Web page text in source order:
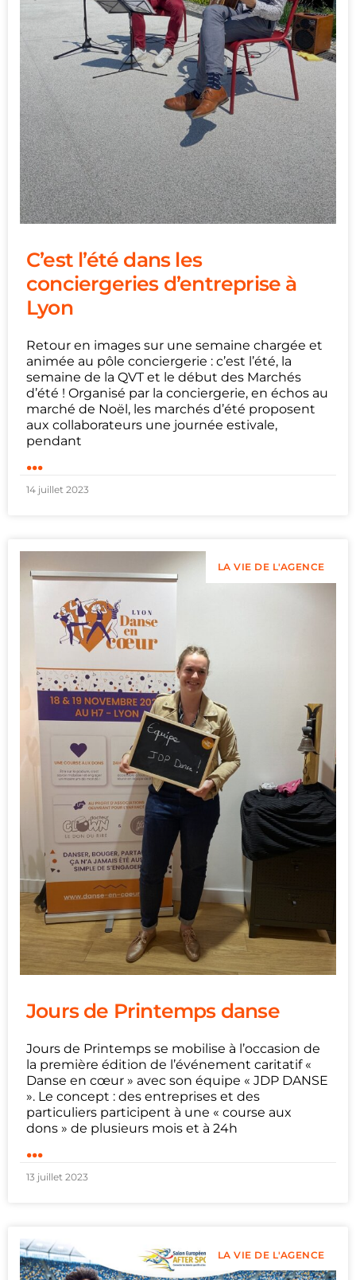
C’est l’été dans les
conciergeries d’entreprise à
Lyon
Retour en images sur une semaine chargée et
animée au pôle conciergerie : c’est l’été, la
semaine de la QVT et le début des Marchés
d’été ! Organisé par la conciergerie, en échos au
marché de Noël, les marchés d’été proposent
aux collaborateurs une journée estivale,
pendant
...
14 juillet 2023
LA VIE DE L'AGENCE
Jours de Printemps danse
Jours de Printemps se mobilise à l’occasion de
la première édition de l’événement caritatif «
Danse en cœur » avec son équipe « JDP DANSE
». Le concept : des entreprises et des
particuliers participent à une « course aux
dons » de plusieurs mois et à 24h
...
13 juillet 2023
LA VIE DE L'AGENCE